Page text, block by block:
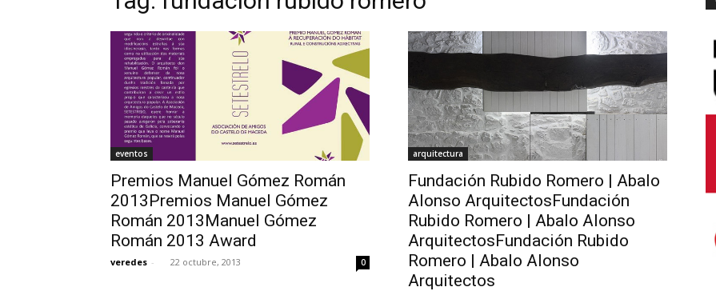
eventos
Premios Manuel Gómez Román
2013Premios Manuel Gómez
Román 2013Manuel Gómez
Román 2013 Award
veredes - 22 octubre, 2013 0
arquitectura
Fundación Rubido Romero | Abalo
Alonso ArquitectosFundación
Rubido Romero | Abalo Alonso
ArquitectosFundación Rubido
Romero | Abalo Alonso
Arquitectos